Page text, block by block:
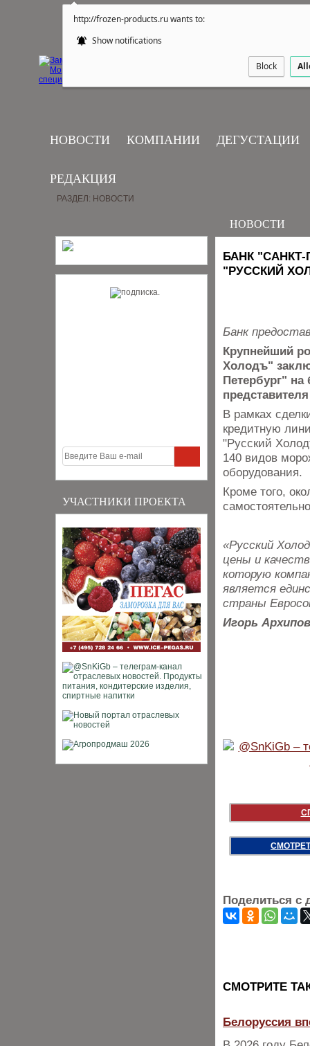
http://frozen-products.ru wants to:
Show notifications
Block
НОВОСТИ КОМПАНИИ ДЕГУСТАЦИИ
РЕДАКЦИЯ
УЧАСТНИКИ ПРОЕКТА
РАЗДЕЛ: НОВОСТИ
НОВОСТИ
БАНК
"РУССКИЙ
Банк
Крупнейший
Холодъ"
Петербург"
В рамках
кредитную
"Русский
140 видов
оборудования.
Кроме того,
«Русский
цены и
которую
является
страны
Игорь
Поделиться с
CМОТРИТЕ
Белоруссия